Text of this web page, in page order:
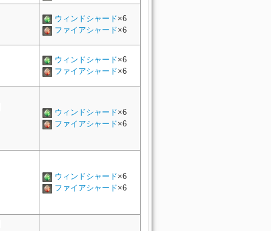
ウィンドシャード×6
ファイアシャード×6
ウィンドシャード×6
ファイアシャード×6
ウィンドシャード×6
ファイアシャード×6
ウィンドシャード×6
ファイアシャード×6